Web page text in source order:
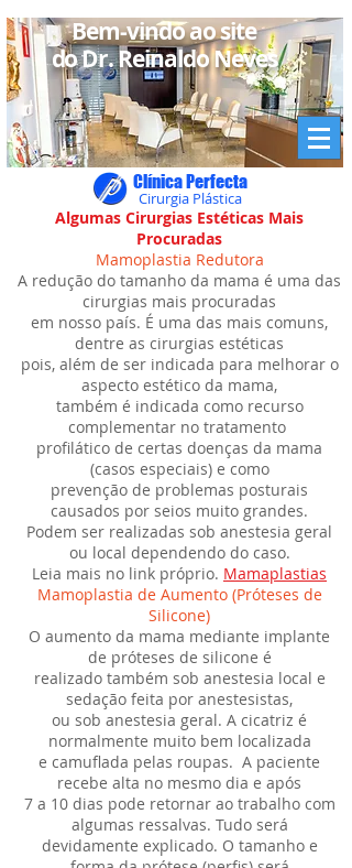
Bem-vindo ao site
do Dr. Reinaldo Neves
Clínica Perfecta
Cirurgia Plástica
Algumas Cirurgias Estéticas Mais
Procuradas
Mamoplastia Redutora
A redução do tamanho da mama é uma das
cirurgias mais procuradas
em nosso país. É uma das mais comuns,
dentre as cirurgias estéticas
pois, além de ser indicada para melhorar o
aspecto estético da mama,
também é indicada como recurso
complementar no tratamento
profilático de certas doenças da mama
(casos especiais) e como
prevenção de problemas posturais
causados por seios muito grandes.
Podem ser realizadas sob anestesia geral
ou local dependendo do caso.
Leia mais no link próprio. Mamaplastias
Mamoplastia de Aumento (Próteses de
Silicone)
O aumento da mama mediante implante
de próteses de silicone é
realizado também sob anestesia local e
sedação feita por anestesistas,
ou sob anestesia geral. A cicatriz é
normalmente muito bem localizada
e camuflada pelas roupas. A paciente
recebe alta no mesmo dia e após
7 a 10 dias pode retornar ao trabalho com
algumas ressalvas. Tudo será
devidamente explicado. O tamanho e